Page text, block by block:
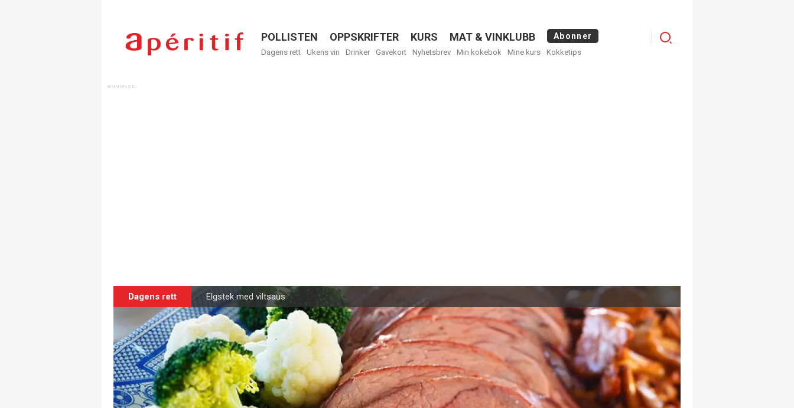
Menu
POLLISTEN OPPSKRIFTER KURS MAT & VINKLUBB Abonner
Dagens rett Ukens vin Drinker Gavekort Nyhetsbrev Min kokebok Mine kurs Kokketips
Logg
Dagens rett Elgstek med viltsaus